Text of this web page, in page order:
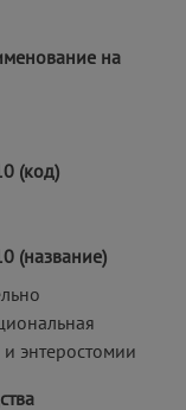
на
(код)
(название)
энтеростомии